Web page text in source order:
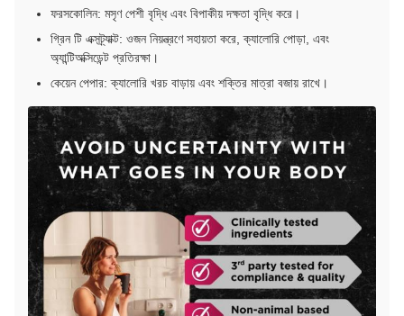
ফরসকোলিন: মসৃণ পেশী বৃদ্ধি এবং বিপাকীয় দক্ষতা বৃদ্ধি করে।
গ্রিন টি এক্সট্র্যাক্ট: ওজন নিয়ন্ত্রণে সহায়তা করে, ক্যালোরি পোড়া, এবং
অ্যান্টিঅক্সিডেন্ট প্রতিরক্ষা।
কেয়েন পেপার: ক্যালোরি খরচ বাড়ায় এবং শক্তির মাত্রা বজায় রাখে।